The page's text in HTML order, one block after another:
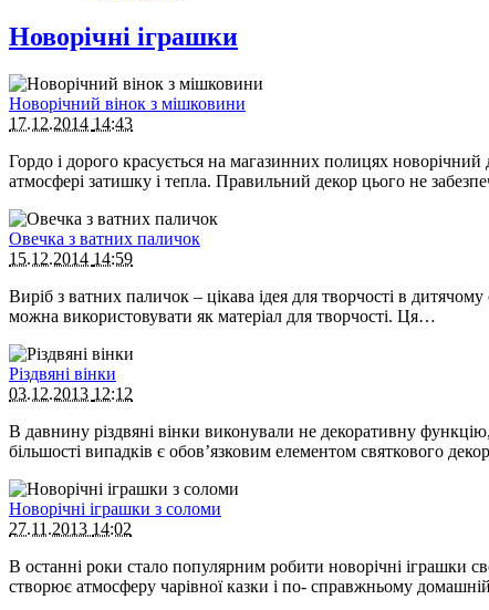
Новорічні іграшки
Новорічний вінок з мішковини
17.12.2014 14:43
Гордо і дорого красується на магазинних полицях новорічний
атмосфері затишку і тепла. Правильний декор цього не
Овечка з ватних паличок
15.12.2014 14:59
Виріб з ватних паличок – цікава ідея для творчості в
можна використовувати як матеріал для творчості. Ця…
Різдвяні вінки
03.12.2013 12:12
В давнину різдвяні вінки виконували не декоративну
більшості випадків є обов’язковим елементом святкового
Новорічні іграшки з соломи
27.11.2013 14:02
В останні роки стало популярним робити новорічні
створює атмосферу чарівної казки і по- справжньому